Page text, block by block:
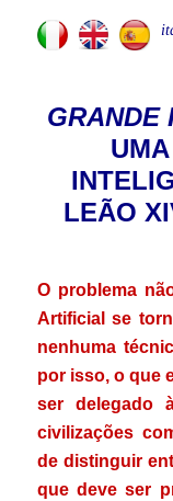
GRANDE
LEÃO
O problema
Artificial se
nenhuma
por isso, o que
ser delegado
civilizações
de distinguir
que deve ser